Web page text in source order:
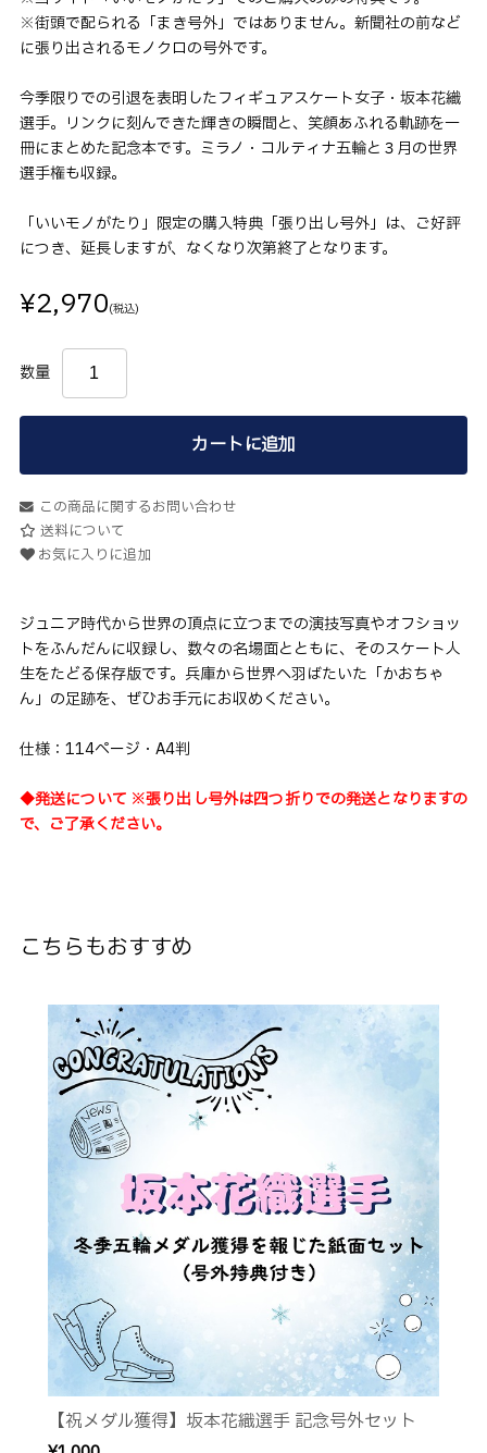
※街頭で配られる「まき号外」ではありません。新聞社の前など
に張り出されるモノクロの号外です。
今季限りでの引退を表明したフィギュアスケート女子・坂本花織
選手。リンクに刻んできた輝きの瞬間と、笑顔あふれる軌跡を一
冊にまとめた記念本です。ミラノ・コルティナ五輪と３月の世界
選手権も収録。
「いいモノがたり」限定の購入特典「張り出し号外」は、ご好評
につき、延長しますが、なくなり次第終了となります。
¥2,970(税込)
数量
カートに追加
この商品に関するお問い合わせ
送料について
お気に入りに追加
ジュニア時代から世界の頂点に立つまでの演技写真やオフショッ
トをふんだんに収録し、数々の名場面とともに、そのスケート人
生をたどる保存版です。兵庫から世界へ羽ばたいた「かおちゃ
ん」の足跡を、ぜひお手元にお収めください。
仕様：114ページ・A4判
◆発送について ※張り出し号外は四つ折りでの発送となりますの
で、ご了承ください。
こちらもおすすめ
【祝メダル獲得】坂本花織選手 記念号外セット